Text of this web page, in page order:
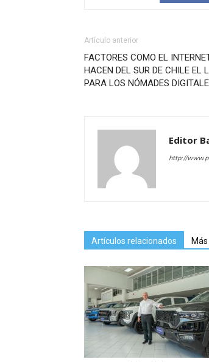
Artículo anterior
FACTORES COMO EL
HACEN DEL SUR DE CHILE EL
PARA LOS NÓMADES
Editor
http://
Artículos relacionados